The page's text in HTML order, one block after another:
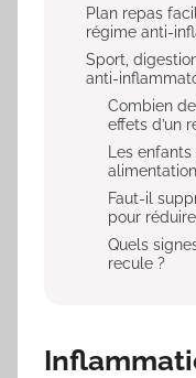
Plan repas
régime anti-
Sport,
anti-
Combien
effets d’un
Les
Faut-il
pour
Quels
recule ?